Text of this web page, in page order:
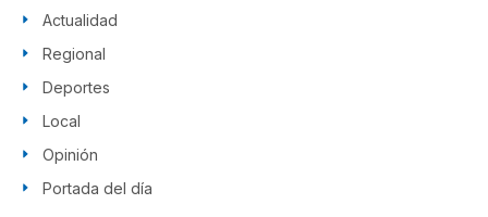
Actualidad
Regional
Deportes
Local
Opinión
Portada del día